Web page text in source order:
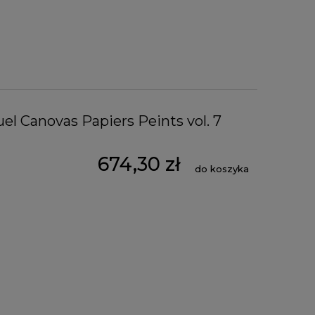
Canovas Papiers Peints vol. 7
674,30 zł do koszyka